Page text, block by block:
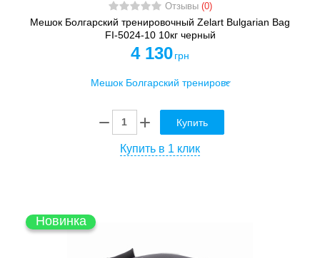
Отзывы (0)
Мешок Болгарский тренировочный Zelart Bulgarian Bag
FI-5024-10 10кг черный
4 130 грн
Купить
Купить в 1 клик
Новинка